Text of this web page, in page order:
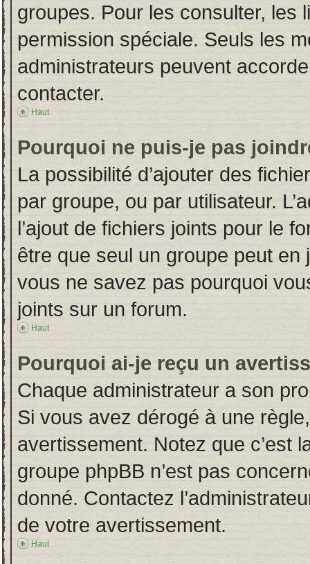
groupes. Pour les consulter, les
permission spéciale. Seuls les
administrateurs peuvent
contacter.
Haut
Pourquoi ne puis-je pas
La possibilité d’ajouter des
par groupe, ou par utilisateur.
l’ajout de fichiers joints pour le
être que seul un groupe peut en
vous ne savez pas pourquoi
joints sur un forum.
Haut
Pourquoi ai-je reçu un
Chaque administrateur a son
Si vous avez dérogé à une
avertissement. Notez que c’est
groupe phpBB n’est pas
donné. Contactez
de votre avertissement.
Haut